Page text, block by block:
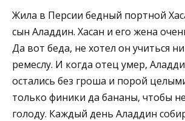
Жила в Персии бедный портной
сын Аладдин. Хасан и его жена
Да вот беда, не хотел он учиться
ремеслу. И когда отец умер,
остались без гроша и порой
только финики да бананы, чтобы
голоду. Каждый день Аладдин